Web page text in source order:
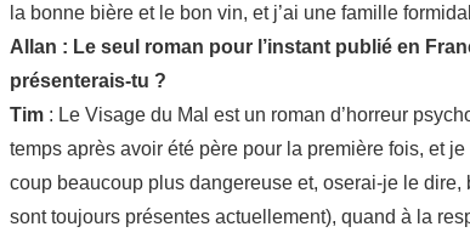
la bonne bière et le bon vin, et j’ai une famille
Allan : Le seul roman pour l’instant publié en
présenterais-tu ?
Tim : Le Visage du Mal est un roman d’horreur
temps après avoir été père pour la première fois, et
coup beaucoup plus dangereuse et, oserai-je le
sont toujours présentes actuellement), quand à la